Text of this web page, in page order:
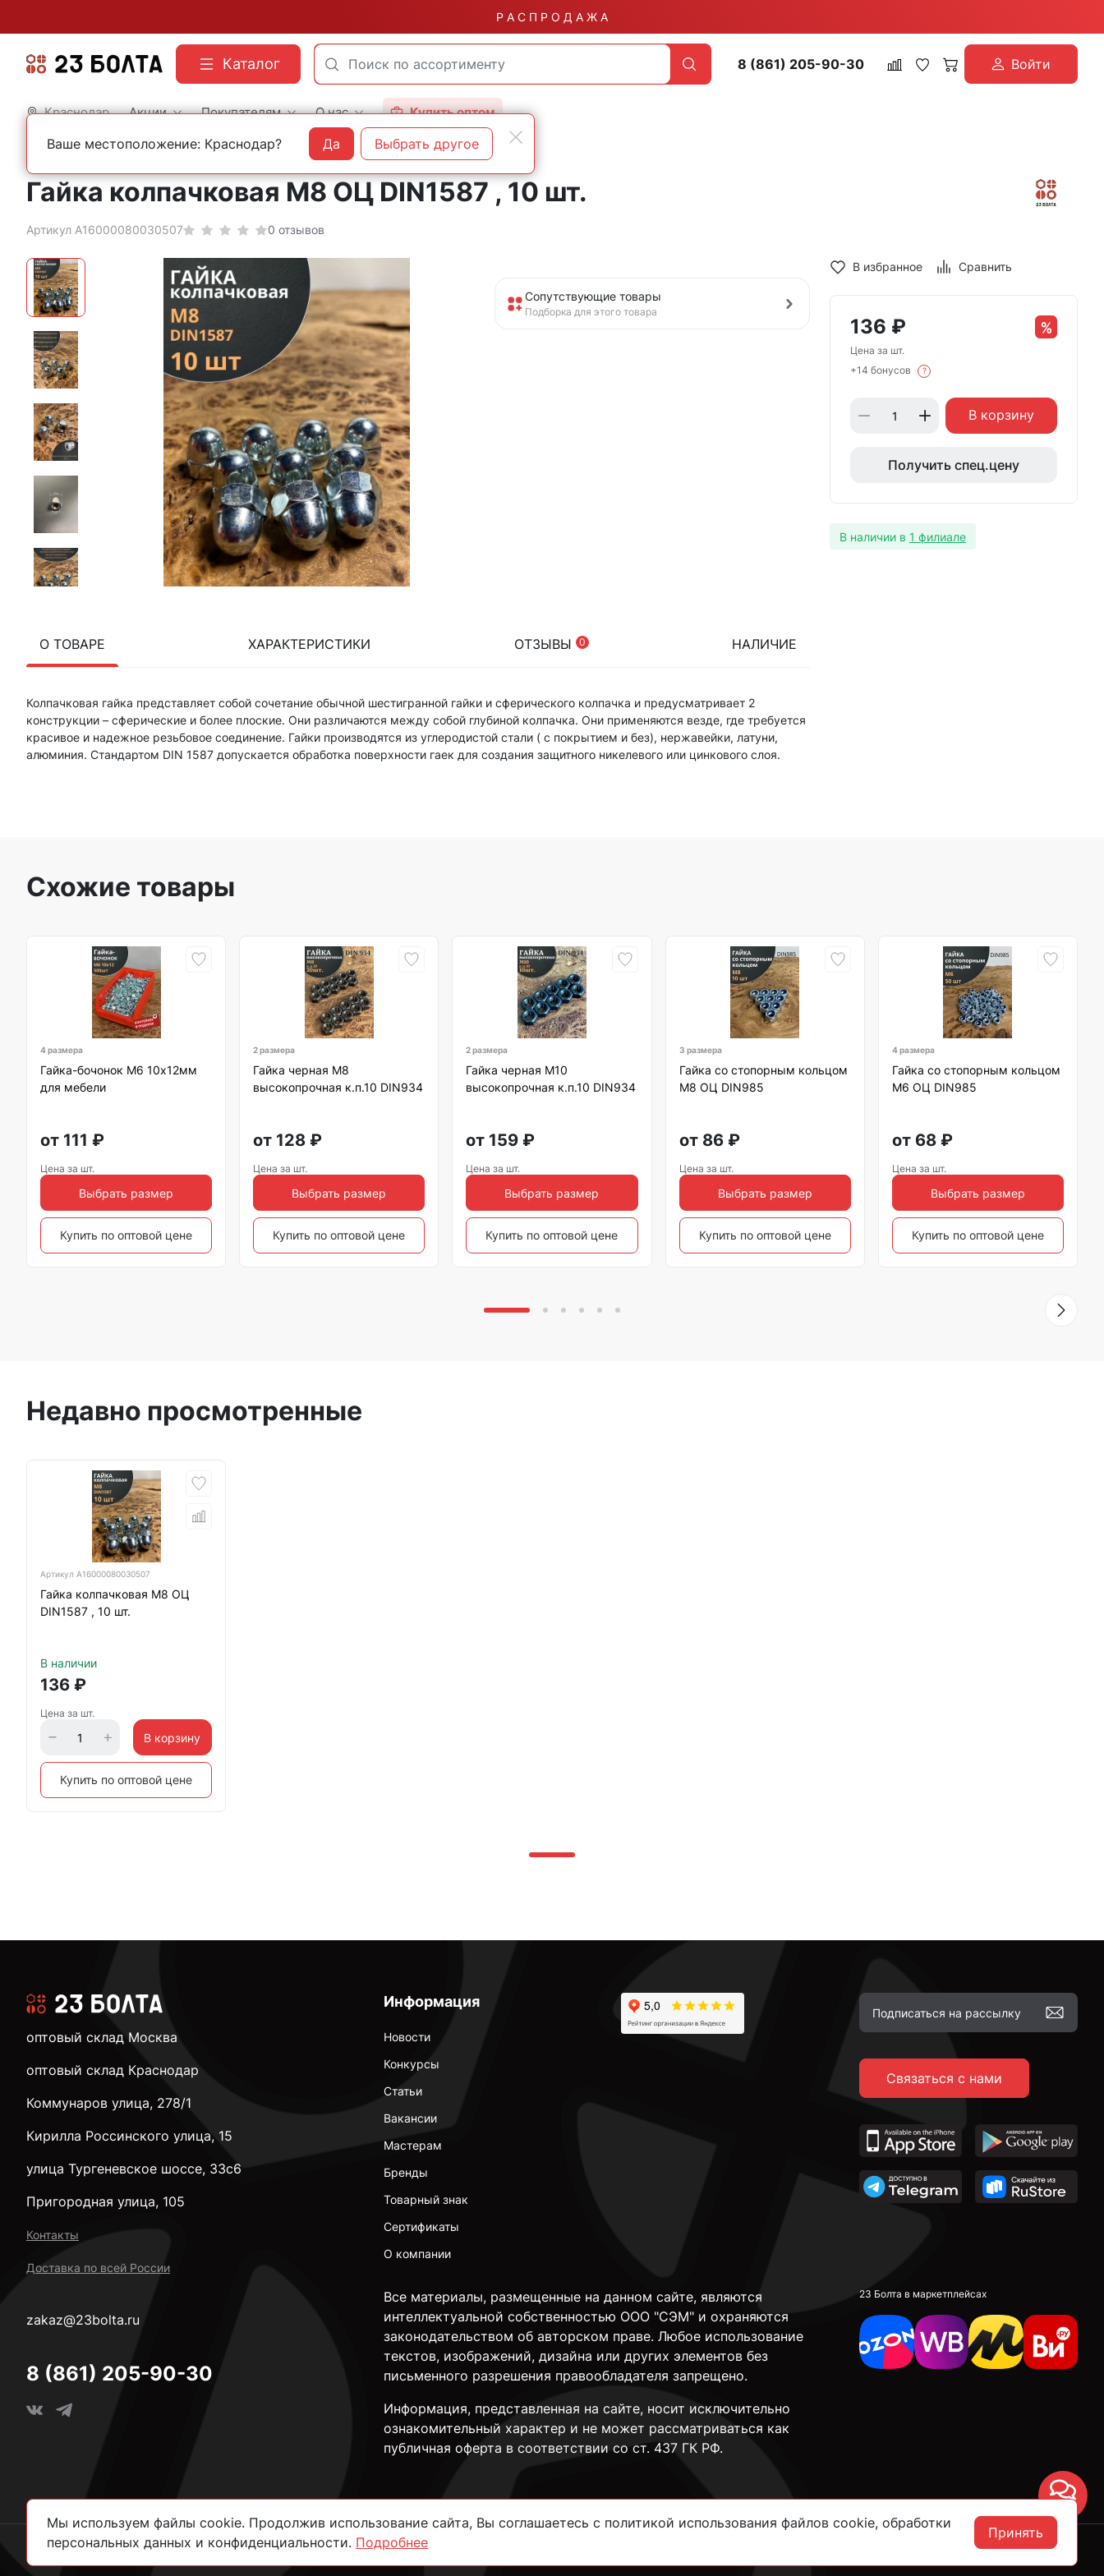
Р А С П Р О Д А Ж А
Каталог 8 (861) 205-90-30 Войти
Краснодар Акции Покупателям О нас Купить оптом
Главная Фасованный крепеж Гайки и втулки
Гайка колпачковая М8 ОЦ DIN1587 , 10 шт.
Артикул А16000080030507 0 отзывов
Сопутствующие товары
Подборка для этого товара
О ТОВАРЕ ХАРАКТЕРИСТИКИ ОТЗЫВЫ 0 НАЛИЧИЕ
Колпачковая гайка представляет собой сочетание обычной шестигранной гайки и сферического колпачка и предусматривает 2
конструкции – сферические и более плоские. Они различаются между собой глубиной колпачка. Они применяются везде, где требуется
красивое и надежное резьбовое соединение. Гайки производятся из углеродистой стали ( с покрытием и без), нержавейки, латуни,
алюминия. Стандартом DIN 1587 допускается обработка поверхности гаек для создания защитного никелевого или цинкового слоя.
В избранное Сравнить
136 ₽
Цена за шт.
+14 бонусов
?
В корзину
Получить спец.цену
В наличии в 1 филиале
Схожие товары
4 размера
Гайка-бочонок М6 10х12мм
для мебели
от 111 ₽
Цена за шт.
Выбрать размер
Купить по оптовой цене
2 размера
Гайка черная М8
высокопрочная к.п.10 DIN934
от 128 ₽
Цена за шт.
Выбрать размер
Купить по оптовой цене
2 размера
Гайка черная М10
высокопрочная к.п.10 DIN934
от 159 ₽
Цена за шт.
Выбрать размер
Купить по оптовой цене
3 размера
Гайка со стопорным кольцом
М8 ОЦ DIN985
от 86₽
Цена за шт.
Выбрать размер
Купить по оптовой цене
4 размера
Гайка со стопорным кольцом
М6 ОЦ DIN985
от 68₽
Цена за шт.
Выбрать размер
Купить по оптовой цене
Недавно просмотренные
Артикул А16000080030507
Гайка колпачковая М8 ОЦ
DIN1587 , 10 шт.
В наличии
136 ₽
Цена за шт.
В корзину
Купить по оптовой цене
Информация
Новости
Конкурсы
Статьи
Вакансии
Мастерам
Бренды
Товарный знак
Сертификаты
О компании
Связаться с нами
Все материалы, размещенные на данном сайте, являются
интеллектуальной собственностью ООО "СЭМ" и охраняются
законодательством об авторском праве. Любое использование
текстов, изображений, дизайна или других элементов без
письменного разрешения правообладателя запрещено.
Информация, представленная на сайте, носит исключительно
ознакомительный характер и не может рассматриваться как
публичная оферта в соответствии со ст. 437 ГК РФ.
23 Болта в маркетплейсах
оптовый склад Москва
оптовый склад Краснодар
Коммунаров улица, 278/1
Кирилла Россинского улица, 15
улица Тургеневское шоссе, 33с6
Пригородная улица, 105
Контакты
Доставка по всей России
zakaz@23bolta.ru
8 (861) 205-90-30
Мы используем файлы cookie. Продолжив использование сайта, Вы соглашаетесь с политикой использования файлов cookie, обработки
персональных данных и конфиденциальности. Подробнее
Принять
Ваше местоположение: Краснодар? Да Выбрать другое